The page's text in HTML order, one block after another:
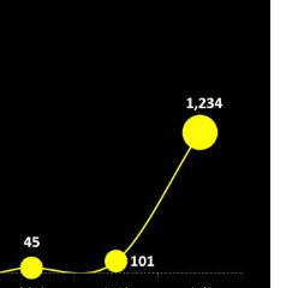
Bulanan
Juli 1234 Warga